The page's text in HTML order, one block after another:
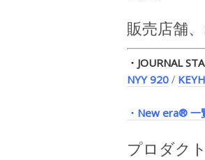
販売店舗
・JOURNAL
NYY 920 /
・New era® 一
プロダク